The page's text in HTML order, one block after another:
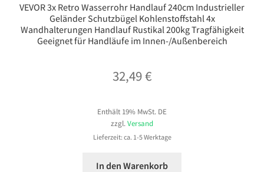
VEVOR 3x Retro Wasserrohr Handlauf 240cm Industrieller
Geländer Schutzbügel ​Kohlenstoffstahl 4x
Wandhalterungen Handlauf Rustikal 200kg Tragfähigkeit
Geeignet für Handläufe im Innen-/Außenbereich
32,49€
Enthält 19% MwSt. DE
zzgl. Versand
Lieferzeit: ca. 1-5 Werktage
In den Warenkorb